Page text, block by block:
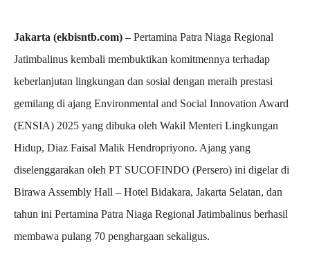
Jakarta (ekbisntb.com) –Pertamina Patra Niaga Regional
Jatimbalinus kembali membuktikan komitmennya terhadap
keberlanjutan lingkungan dan sosial dengan meraih prestasi
gemilang di ajang Environmental and Social Innovation Award
(ENSIA) 2025 yang dibuka oleh Wakil Menteri Lingkungan
Hidup, Diaz Faisal Malik Hendropriyono. Ajang yang
diselenggarakan oleh PT SUCOFINDO (Persero) ini digelar di
Birawa Assembly Hall – Hotel Bidakara, Jakarta Selatan, dan
tahun ini Pertamina Patra Niaga Regional Jatimbalinus berhasil
membawa pulang 70 penghargaan sekaligus.